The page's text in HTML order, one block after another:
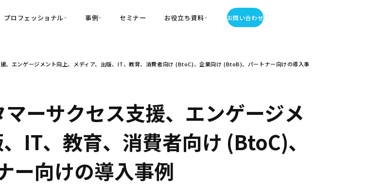
育成
プロフェッショナル
・Customer-Led Growth
事例
導入事例
セミナー お役立ち資料
・お役立ち資料
お問い合わせ
、エンゲージメント向上、メディア、出版、IT、教育、消費者向け (BtoC)、企業向け (BtoB)、パートナー向けの導入事
ーサクセス支援、エンゲージメ
IT、教育、消費者向け (BtoC)、
ー向けの導入事例